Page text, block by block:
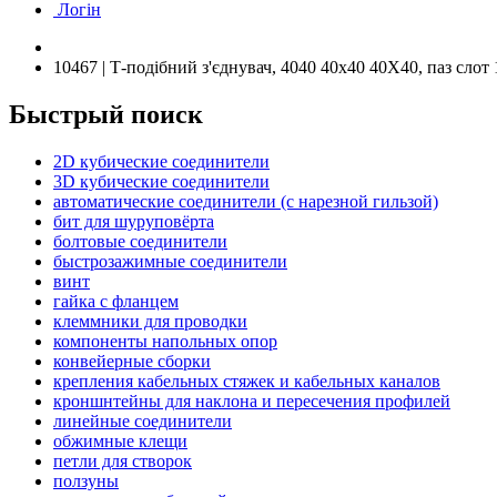
Логін
10467 | Т-подібний з'єднувач, 4040 40х40 40X40, паз слот
Быстрый поиск
2D кубические соединители
3D кубические соединители
автоматические соединители (с нарезной гильзой)
бит для шуруповёрта
болтовые соединители
быстрозажимные соединители
винт
гайка с фланцем
клеммники для проводки
компоненты напольных опор
конвейерные сборки
крепления кабельных стяжек и кабельных каналов
кроншнтейны для наклона и пересечения профилей
линейные соединители
обжимные клещи
петли для створок
ползуны